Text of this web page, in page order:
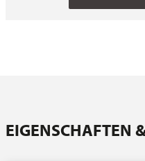
Ansprechpartner
EIGENSCHAFTEN